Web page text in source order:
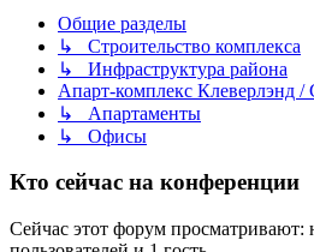
Общие разделы
↳ Строительство комплекса
↳ Инфраструктура района
Апарт-комплекс Клеверлэнд /
↳ Апартаменты
↳ Офисы
Кто сейчас на конференции
Сейчас этот форум просматривают: